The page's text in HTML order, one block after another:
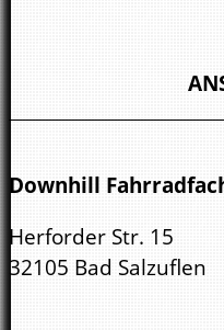
Downhill
Herforder Str. 15
32105 Bad Salzuflen